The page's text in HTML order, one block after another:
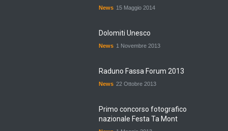
News 15 Maggio 2014
Dolomiti Unesco
News 1 Novembre 2013
Raduno Fassa Forum 2013
News 22 Ottobre 2013
Primo concorso fotografico
nazionale Festa Ta Mont